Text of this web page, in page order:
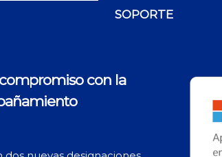
SOPORTE
con la